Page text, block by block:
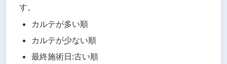
す。
カルテが多い順
カルテが少ない順
最終施術日:古い順